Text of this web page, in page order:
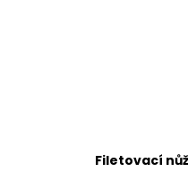
Filetovací